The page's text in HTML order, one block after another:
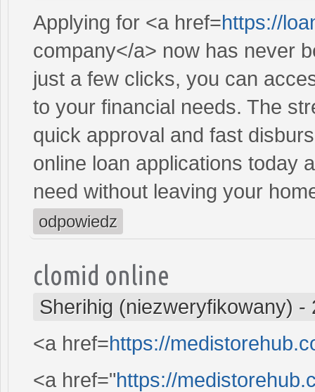
Applying for <a href=https://
company</a> now has never
just a few clicks, you can
to your financial needs. The
quick approval and fast
online loan applications today
need without leaving your
odpowiedz
clomid online
Sherihig (niezweryfikowany) -
<a href=https://
<a href="https://